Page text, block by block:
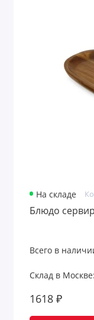
Кружки-
Кухонные
Кухонные
Ланчбоксы
Мельницы
Мельницы
На складе
Блюдо
Всего в
Склад в Москве:
1618 ₽